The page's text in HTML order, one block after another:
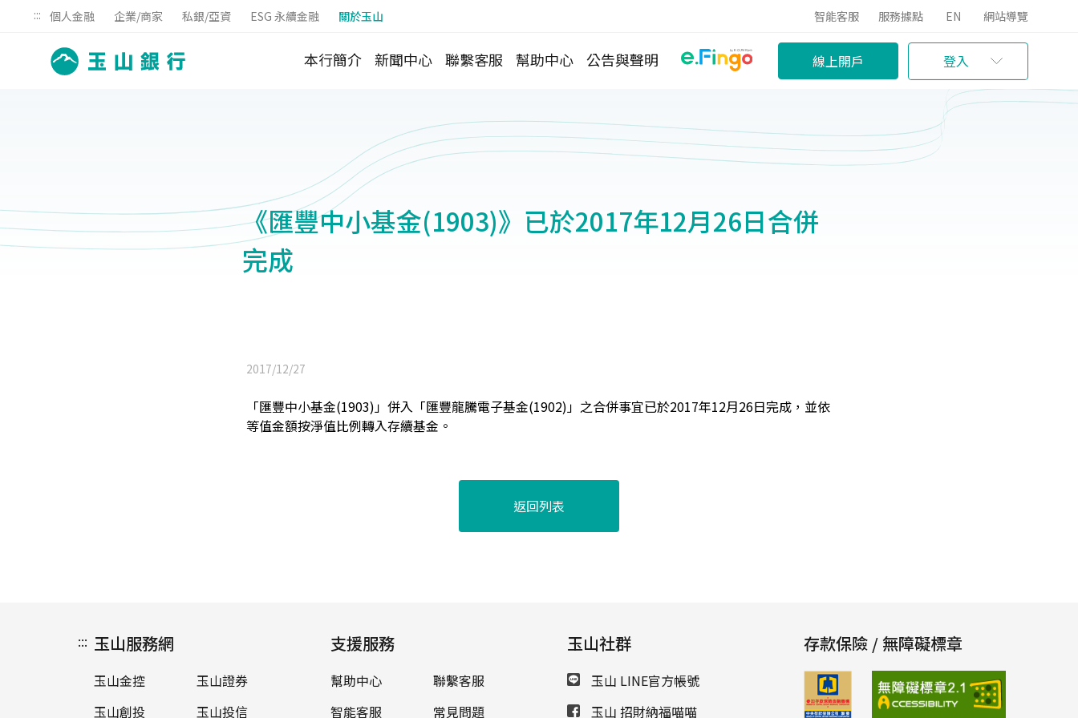
::: 個人金融 企業/商家 私銀/亞資 ESG 永續金融 關於玉山 智能客服 服務據點 EN 網站導覽
本行簡介 新聞中心 聯繫客服 幫助中心 公告與聲明 線上開戶 登入
《匯豐中小基金(1903)》已於2017年12月26日合併
完成
2017/12/27
「匯豐中小基金(1903)」併入「匯豐龍騰電子基金(1902)」之合併事宜已於2017年12月26日完成，並依
等值金額按淨值比例轉入存續基金。
返回列表
::: 玉山服務網
玉山金控
玉山證券
玉山創投
玉山投信
支援服務
幫助中心
聯繫客服
智能客服
常見問題
玉山社群
玉山 LINE官方帳號
玉山 招財納福喵喵
存款保險 / 無障礙標章